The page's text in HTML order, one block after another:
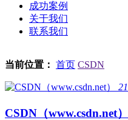
成功案例
关于我们
联系我们
当前位置： 首页 CSDN
21
CSDN（www.csdn.net）